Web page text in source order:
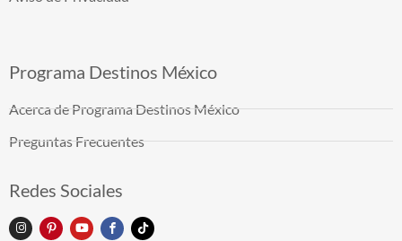
Programa Destinos México
Acerca de Programa Destinos México
Preguntas Frecuentes
Redes Sociales